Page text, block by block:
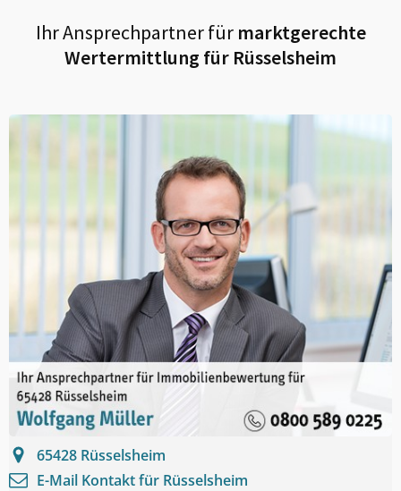
Ihr Ansprechpartner fürmarktgerechte
Wertermittlung für Rüsselsheim
65428 Rüsselsheim
E-Mail Kontakt für Rüsselsheim